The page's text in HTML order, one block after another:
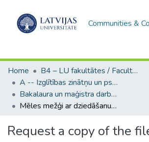
Communities &
Home
B4 – LU fakultātes / Faculties of the UL
A -- Izglītības zinātņu un psiholoģijas fakultāte / Faculty of Education Sciences and Psychology
Bakalaura un maģistra darbi (PPMF) / Bachelor's and Master's theses
Mēles mežģi ar dziedāšanu 5-6 gadīgu bērnu dikcijas attīstīšanai pirmsskolas izglītības iestādēs
Request a copy of the